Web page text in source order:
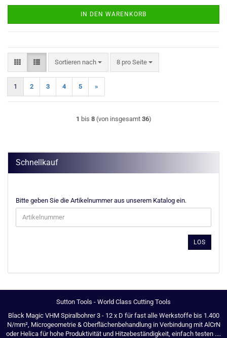
IN DEN WARENKORB
Sortieren nach
Sortieren nach 8 pro Seite
pro Seite
1 2 3 4 5 »
1 bis 8(von insgesamt 36)
Schnellkauf
BITTE
GEBEN
SIE
DIE
EIN.
Bitte geben Sie die Artikelnummer aus unserem Katalog ein.
LOS
Sutton Tools - World Class Cutting Tools
Black Magic VHM Spiralbohrer 3 - 12 x D für fast alle Werkstoffe bis 1.400
N/mm², Microgeometrie & Oberflächenbehandlung in Verbindung mit AlCrN
oder Helica für hohe Produktivität und Hitzebeständigkeit, einfach testen ....